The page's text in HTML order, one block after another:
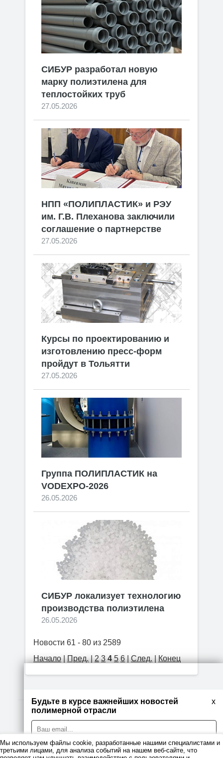
СИБУР разработал новую
марку полиэтилена для
теплостойких труб
27.05.2026
НПП «ПОЛИПЛАСТИК» и РЭУ
им. Г.В. Плеханова заключили
соглашение о партнерстве
27.05.2026
Курсы по проектированию и
изготовлению пресс-форм
пройдут в Тольятти
27.05.2026
Группа ПОЛИПЛАСТИК на
VODEXPO-2026
26.05.2026
СИБУР локализует технологию
производства полиэтилена
26.05.2026
Новости 61 - 80 из 2589
Начало|Пред.|2 3 4 5 6|След.|Конец
x
Будьте в курсе важнейших новостей
полимерной отрасли
Правовая информация
Мы используем файлы cookie, разработанные нашими специалистами и
третьими лицами, для анализа событий на нашем веб-сайте, что